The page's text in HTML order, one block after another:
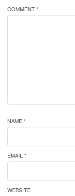
COMMENT *
NAME *
EMAIL *
WEBSITE